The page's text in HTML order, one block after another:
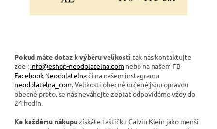
Pokud máte dotaz k výběru velikosti tak nás kontaktujte
zde : info@eshop-neodolatelna.com nebo na našem FB
Facebook Neodolatelnači na našem instagramu
neodolatelna_com. Velikosti obecně určené jsou opravdu
obecné proto, se nás neváhejte zeptat odpovídáme vždy do
24 hodin.
Ke každému nákupuzískáte taštičku Calvin Klein jako menší